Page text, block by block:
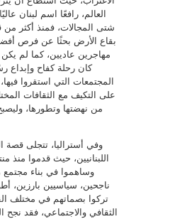
العالم، رافعًا اسم لبنان
شتى المجالات، فمنذ أكثر من
بقاع الأرض بحثًا عن فرص
مهاجرين عاديين، كما لم
كان رحلة كفاح وإبداع
المجتمعات التي استقروا
على التكيف مع الثقافات
من نهضتها وتطورها،
وفي أستراليا، تتجلى قصة
اللبنانيين، حيث قدموا
وساهموا في بناء
ناجحين، سياسيين بارزين،
تركوا بصماتهم في مختلف
الثقافي والاجتماعي، فقد نجح